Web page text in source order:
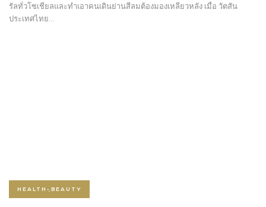
รัลทั่วโซเชียลและทำเอาคนเดินย่านสีลมต้องมองเหลียวหลัง เมื่อ วัตสัน
ประเทศไทย…
HEALTH-ฺBEAUTY